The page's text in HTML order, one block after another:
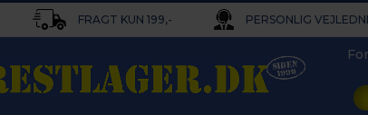
FRAGT KUN 199,- PERSONLIG